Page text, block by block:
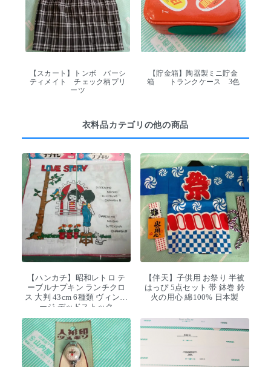
【スカート】トンボ バーシ
ティメイト チェック柄プリ
ーツ
【貯金箱】陶器製ミニ貯金
箱 トランクケース 3色
衣料品カテゴリの他の商品
【ハンカチ】昭和レトロ テ
ーブルナプキン ランチクロ
ス 大判 43cm 6種類 ヴィンテ
ージ デッドストック
【伴天】子供用 お祭り 半被
はっぴ 5点セット 帯 鉢巻 鈴
火の用心 綿100% 日本製